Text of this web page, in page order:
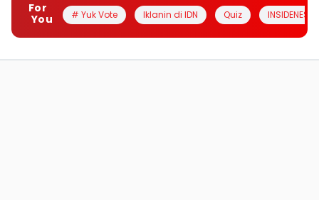
For
You
# Yuk Vote Iklanin di IDN Quiz INSIDENESIA